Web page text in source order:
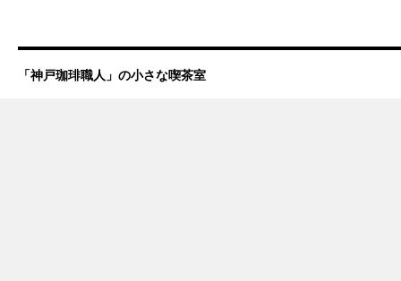
「神戸珈琲職人」の小さな喫茶室